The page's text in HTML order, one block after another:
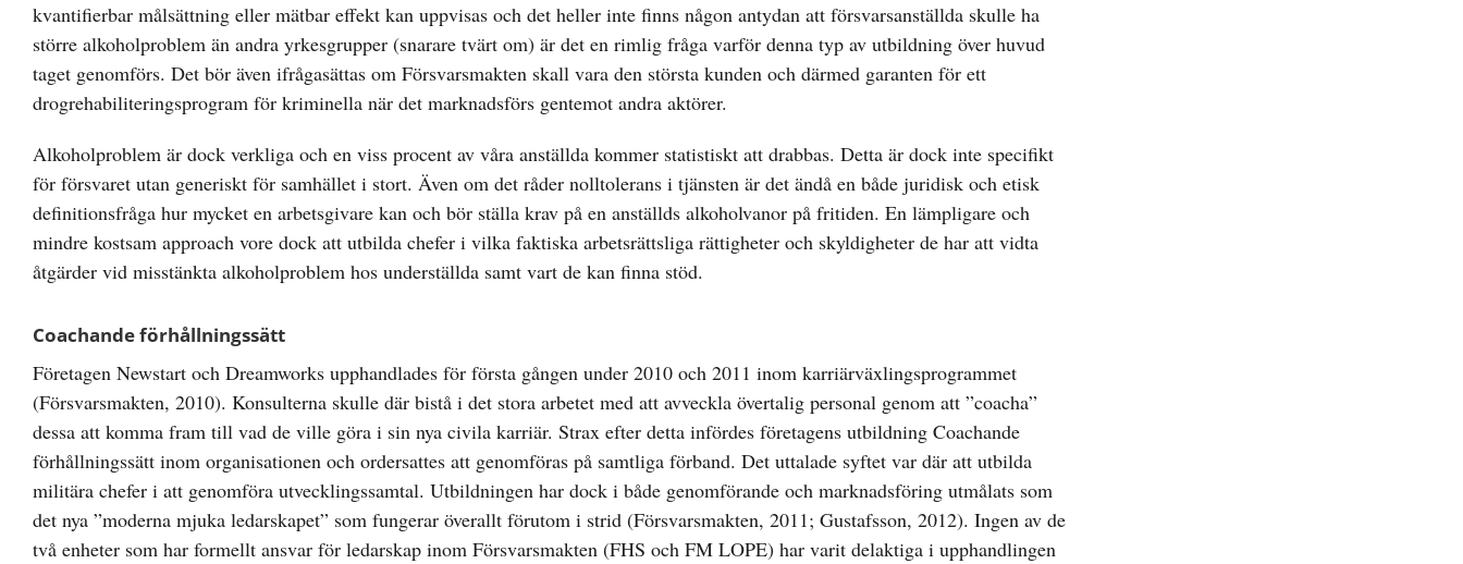
kvantifierbar målsättning eller mätbar effekt kan uppvisas och det heller inte finns någon antydan att försvarsanställda skulle ha
större alkoholproblem än andra yrkesgrupper (snarare tvärt om) är det en rimlig fråga varför denna typ av utbildning över huvud
taget genomförs. Det bör även ifrågasättas om Försvarsmakten skall vara den största kunden och därmed garanten för ett
drogrehabiliteringsprogram för kriminella när det marknadsförs gentemot andra aktörer.
Alkoholproblem är dock verkliga och en viss procent av våra anställda kommer statistiskt att drabbas. Detta är dock inte specifikt
för försvaret utan generiskt för samhället i stort. Även om det råder nolltolerans i tjänsten är det ändå en både juridisk och etisk
definitionsfråga hur mycket en arbetsgivare kan och bör ställa krav på en anställds alkoholvanor på fritiden. En lämpligare och
mindre kostsam approach vore dock att utbilda chefer i vilka faktiska arbetsrättsliga rättigheter och skyldigheter de har att vidta
åtgärder vid misstänkta alkoholproblem hos underställda samt vart de kan finna stöd.
Coachande förhållningssätt
Företagen Newstart och Dreamworks upphandlades för första gången under 2010 och 2011 inom karriärväxlingsprogrammet
(Försvarsmakten, 2010). Konsulterna skulle där bistå i det stora arbetet med att avveckla övertalig personal genom att ”coacha”
dessa att komma fram till vad de ville göra i sin nya civila karriär. Strax efter detta infördes företagens utbildning Coachande
förhållningssätt inom organisationen och ordersattes att genomföras på samtliga förband. Det uttalade syftet var där att utbilda
militära chefer i att genomföra utvecklingssamtal. Utbildningen har dock i både genomförande och marknadsföring utmålats som
det nya ”moderna mjuka ledarskapet” som fungerar överallt förutom i strid (Försvarsmakten, 2011; Gustafsson, 2012). Ingen av de
två enheter som har formellt ansvar för ledarskap inom Försvarsmakten (FHS och FM LOPE) har varit delaktiga i upphandlingen